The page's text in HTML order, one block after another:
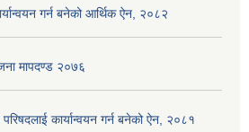
गर्न बनेको आर्थिक ऐन, २०८२
मापदण्ड २०७६
कार्यान्वयन गर्न बनेको ऐन, २०८१